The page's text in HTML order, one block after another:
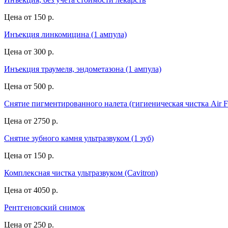
Цена от 150 р.
Инъекция линкомицина (1 ампула)
Цена от 300 р.
Инъекция траумеля, эндометазона (1 ампула)
Цена от 500 р.
Снятие пигментированного налета (гигиеническая чистка Air
Цена от 2750 р.
Снятие зубного камня ультразвуком (1 зуб)
Цена от 150 р.
Комплексная чистка ультразвуком (Cavitron)
Цена от 4050 р.
Рентгеновский снимок
Цена от 250 р.